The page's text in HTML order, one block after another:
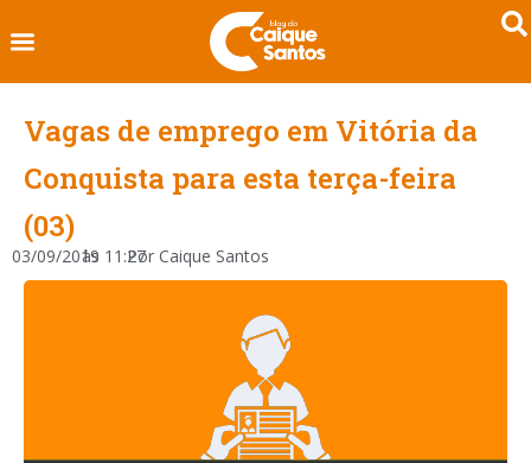
Vagas de emprego em Vitória da
Conquista para esta terça-feira
(03)
03/09/2019
às 11:27
Por Caique Santos